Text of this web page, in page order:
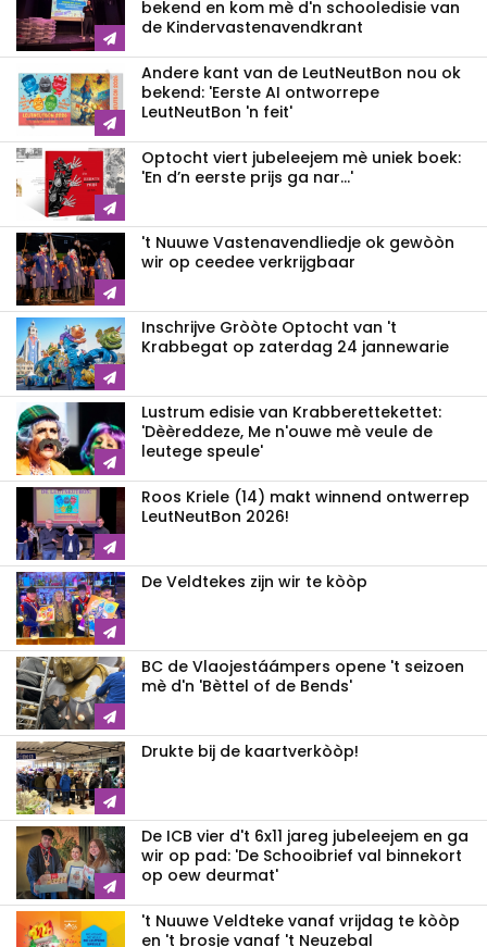
bekend en kom mè d'n schooledisie van
de Kindervastenavendkrant
Andere kant van de LeutNeutBon nou ok
bekend: 'Eerste AI ontworrepe
LeutNeutBon 'n feit'
Optocht viert jubeleejem mè uniek boek:
'En d’n eerste prijs ga nar...'
't Nuuwe Vastenavendliedje ok gewòòn
wir op ceedee verkrijgbaar
Inschrijve Gròòte Optocht van 't
Krabbegat op zaterdag 24 jannewarie
Lustrum edisie van Krabberettekettet:
'Dèèreddeze, Me n'ouwe mè veule de
leutege speule'
Roos Kriele (14) makt winnend ontwerrep
LeutNeutBon 2026!
De Veldtekes zijn wir te kòòp
BC de Vlaojestáámpers opene 't seizoen
mè d'n 'Bèttel of de Bends'
Drukte bij de kaartverkòòp!
De ICB vier d't 6x11 jareg jubeleejem en ga
wir op pad: 'De Schooibrief val binnekort
op oew deurmat'
't Nuuwe Veldteke vanaf vrijdag te kòòp
en 't brosje vanaf 't Neuzebal